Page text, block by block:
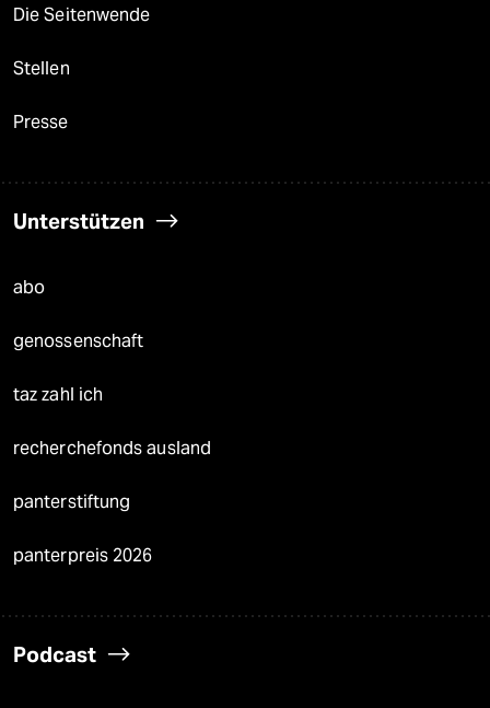
Die Seitenwende
Stellen
Presse
Unterstützen
abo
genossenschaft
taz zahl ich
recherchefonds ausland
panterstiftung
panterpreis 2026
Podcast